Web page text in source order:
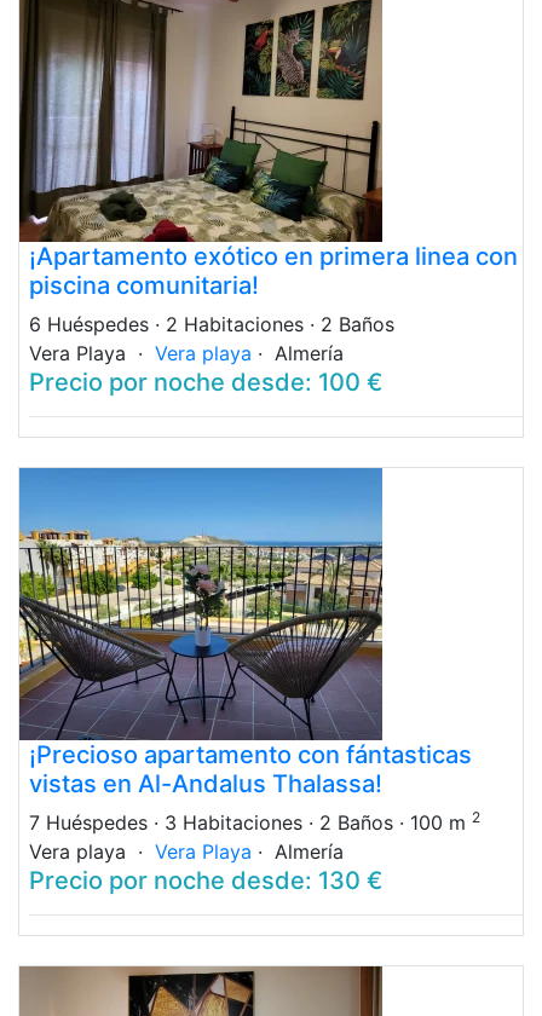
¡Apartamento exótico en primera linea con
piscina comunitaria!
6 Huéspedes · 2 Habitaciones · 2 Baños
Vera Playa · Vera playa · Almería
Precio por noche desde: 100 €
¡Precioso apartamento con fántasticas
vistas en Al-Andalus Thalassa!
7 Huéspedes · 3 Habitaciones · 2 Baños · 100 m 2
Vera playa · Vera Playa · Almería
Precio por noche desde: 130 €